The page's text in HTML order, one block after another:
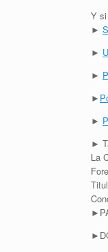
Y
►
►
►
►
►
►
La